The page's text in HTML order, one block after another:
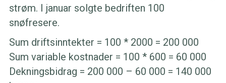
strøm. I januar solgte bedriften 100
snøfresere.
Sum driftsinntekter = 100 * 2000 = 200 000
Sum variable kostnader = 100 * 600 = 60 000
Dekningsbidrag = 200 000 – 60 000 = 140 000